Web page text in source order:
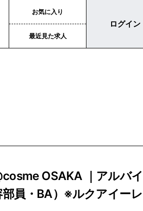
お気に入り
最近見た求人
ログイン
OSAKA ｜アルバ
部員・BA）※ルクアイーレ